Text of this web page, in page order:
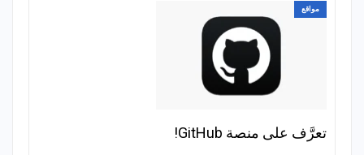
مواقع
تعرَّف على منصة GitHub!